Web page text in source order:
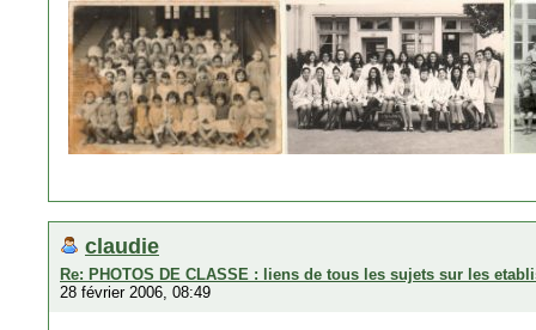
claudie
Re: PHOTOS DE CLASSE : liens de tous les sujets sur les
28 février 2006, 08:49